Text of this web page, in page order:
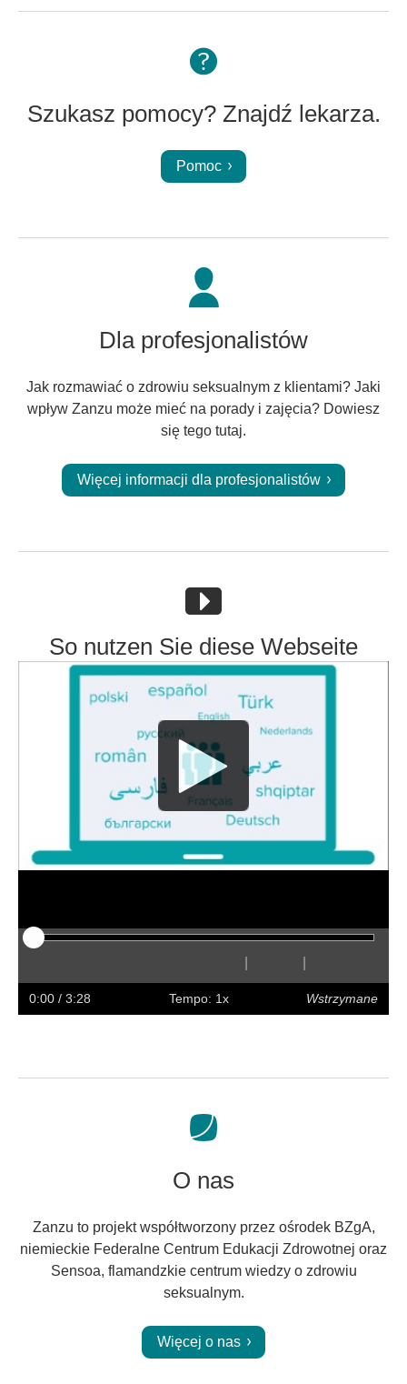
Szukasz pomocy? Znajdź lekarza.
Pomoc
Dla profesjonalistów
Jak rozmawiać o zdrowiu seksualnym z klientami? Jaki
wpływ Zanzu może mieć na porady i zajęcia? Dowiesz
się tego tutaj.
Więcej informacji dla profesjonalistów
So nutzen Sie diese Webseite
w
tył przód
Ukryj
napisy
SzybciejWolniej
na
pełny
0:00 / 3:28 Tempo: 1x Wstrzymane
O nas
Zanzu to projekt współtworzony przez ośrodek BZgA,
niemieckie Federalne Centrum Edukacji Zdrowotnej oraz
Sensoa, flamandzkie centrum wiedzy o zdrowiu
seksualnym.
Więcej o nas